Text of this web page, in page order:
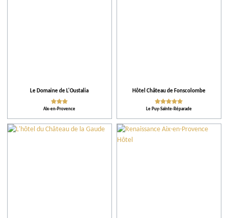
Activités et Loisirs
Le Domaine de L'Oustalia
Aix-en-Provence
Hôtel Château de Fonscolombe
Le Puy-Sainte-Réparade